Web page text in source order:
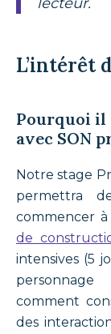
L’intérêt
Pourquoi il
avec SON
Notre stage
permettra
commencer
de
intensives (5
comment
des